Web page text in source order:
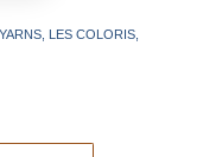
, LES COLORIS,